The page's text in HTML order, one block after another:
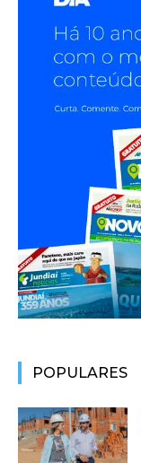
POPULARES